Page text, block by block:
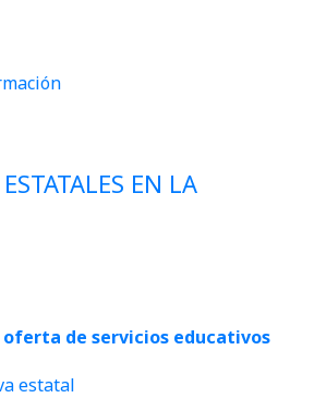
EN LA
oferta de servicios educativos
estatal